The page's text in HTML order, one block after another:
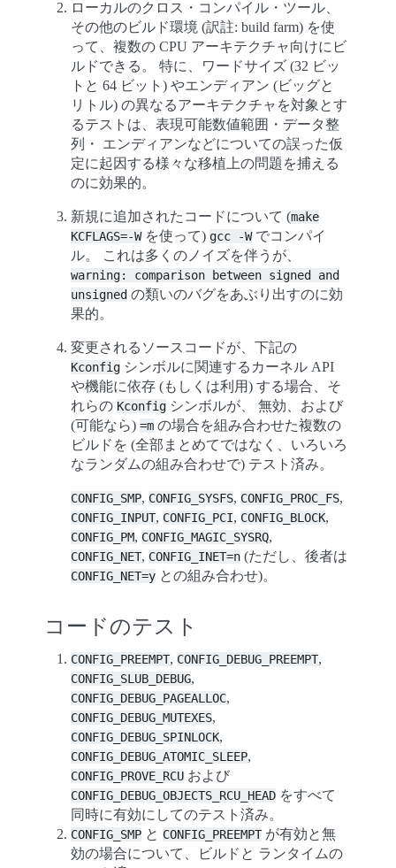
ローカルのクロス・コンパイル・ツール、
その他のビルド環境 (訳註: build farm) を使
って、複数の CPU アーキテクチャ向けにビ
ルドできる。 特に、ワードサイズ (32 ビッ
トと 64 ビット) やエンディアン (ビッグと
リトル) の異なるアーキテクチャを対象とす
るテストは、表現可能数値範囲・データ整
列・ エンディアンなどについての誤った仮
定に起因する様々な移植上の問題を捕える
のに効果的。
新規に追加されたコードについて (make
KCFLAGS=-Wを使って) gcc -Wでコンパイ
ル。 これは多くのノイズを伴うが、
warning: comparison between signed
and
unsigned の類いのバグをあぶり出すのに効
果的。
変更されるソースコードが、下記の
Kconfig シンボルに関連するカーネル API
や機能に依存 (もしくは利用) する場合、そ
れらの Kconfig シンボルが、 無効、および
(可能なら) =m の場合を組み合わせた複数の
ビルドを (全部まとめてではなく、いろいろ
なランダムの組み合わせで) テスト済み。
CONFIG_SMP, CONFIG_SYSFS, CONFIG_PROC_FS,
CONFIG_INPUT, CONFIG_PCI, CONFIG_BLOCK,
CONFIG_PM, CONFIG_MAGIC_SYSRQ,
CONFIG_NET, CONFIG_INET=n (ただし、後者は
CONFIG_NET=y との組み合わせ)。
コードのテスト
CONFIG_PREEMPT, CONFIG_DEBUG_PREEMPT,
CONFIG_SLUB_DEBUG,
CONFIG_DEBUG_PAGEALLOC,
CONFIG_DEBUG_MUTEXES,
CONFIG_DEBUG_SPINLOCK,
CONFIG_DEBUG_ATOMIC_SLEEP,
CONFIG_PROVE_RCU および
CONFIG_DEBUG_OBJECTS_RCU_HEAD をすべて
同時に有効にしてのテスト済み。
CONFIG_SMP と CONFIG_PREEMPTが有効と無
効の場合について、ビルドと ランタイムの